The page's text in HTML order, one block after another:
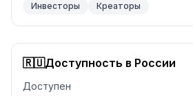
Инвесторы
Креаторы
🇷🇺Доступность в России
Доступен